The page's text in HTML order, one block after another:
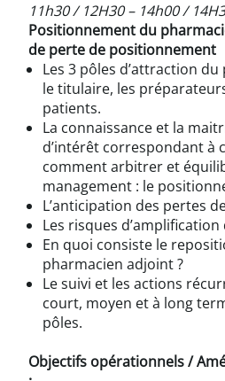
11h30 / 12H30 – 14h00 /
Positionnement du
de perte de positionnement
Les 3 pôles d’attraction
le titulaire, les
patients.
La connaissance et la
d’intérêt correspondant à
comment arbitrer et
management : le
L’anticipation des pertes
Les risques
En quoi consiste le
pharmacien adjoint ?
Le suivi et les actions
court, moyen et à long
pôles.
Objectifs opérationnels /